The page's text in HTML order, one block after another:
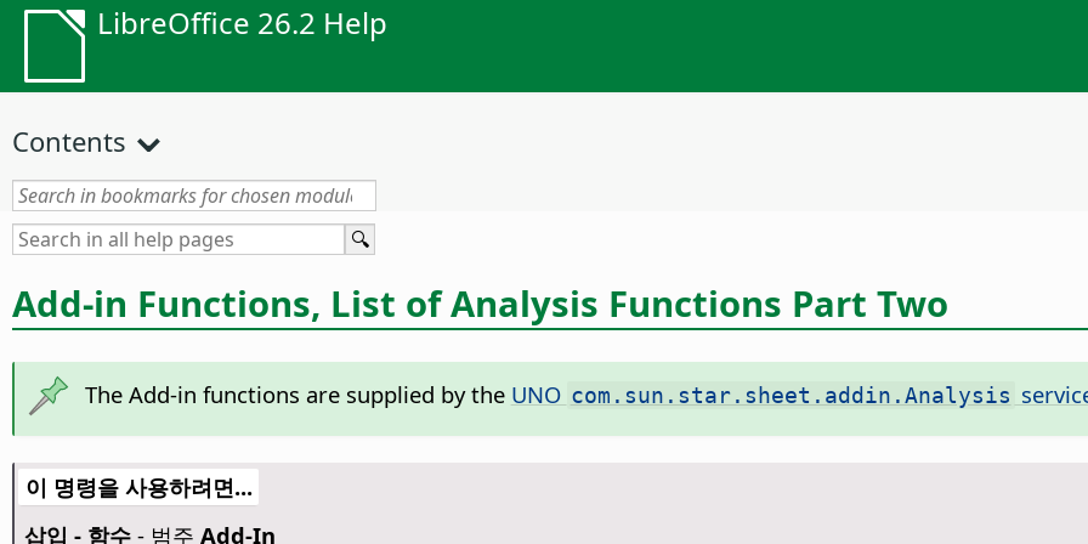
LibreOffice 26.2 Help
Contents
Add-in Functions, List of Analysis Functions Part Two
The Add-in functions are supplied by the UNO com.sun.star.sheet.addin.Analysis
이 명령을 사용하려면...
삽입 - 함수- 범주 Add-In